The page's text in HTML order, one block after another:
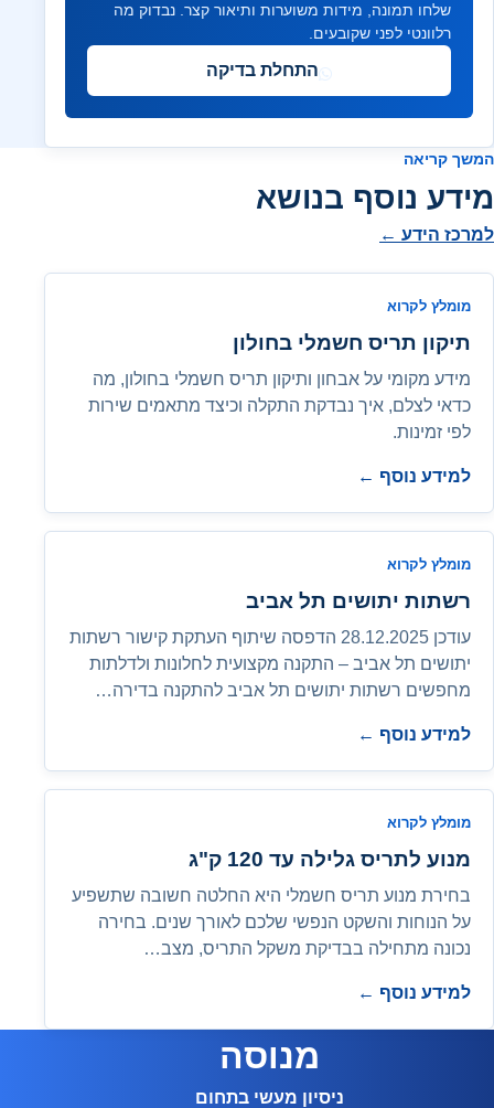
שלחו תמונה, מידות משוערות ותיאור קצר. נבדוק מה
רלוונטי לפני שקובעים.
התחלת בדיקה
המשך קריאה
מידע נוסף בנושא
למרכז הידע ←
מומלץ לקרוא
תיקון תריס חשמלי בחולון
מידע מקומי על אבחון ותיקון תריס חשמלי בחולון, מה
כדאי לצלם, איך נבדקת התקלה וכיצד מתאמים שירות
לפי זמינות.
למידע נוסף ←
מומלץ לקרוא
רשתות יתושים תל אביב
עודכן 28.12.2025 הדפסה שיתוף העתקת קישור רשתות
יתושים תל אביב – התקנה מקצועית לחלונות ולדלתות
מחפשים רשתות יתושים תל אביב להתקנה בדירה…
למידע נוסף ←
מומלץ לקרוא
מנוע לתריס גלילה עד 120 ק"ג
בחירת מנוע תריס חשמלי היא החלטה חשובה שתשפיע
על הנוחות והשקט הנפשי שלכם לאורך שנים. בחירה
נכונה מתחילה בבדיקת משקל התריס, מצב…
למידע נוסף ←
מנוסה
ניסיון מעשי בתחום